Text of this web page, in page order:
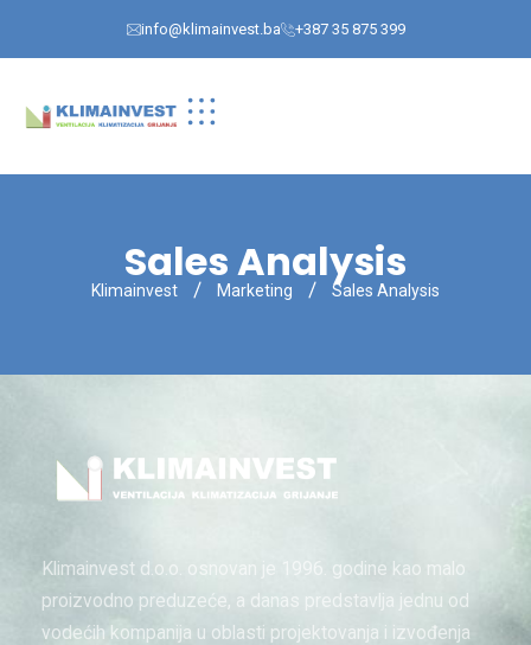
info@klimainvest.ba +387 35 875 399
Sales Analysis
Klimainvest Marketing Sales Analysis
Klimainvest d.o.o. osnovan je 1996. godine kao malo
proizvodno preduzeće, a danas predstavlja jednu od
vodećih kompanija u oblasti projektovanja i izvođenja